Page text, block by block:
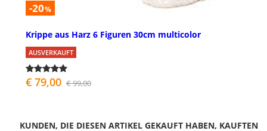
-20%
Krippe aus Harz 6 Figuren 30cm multicolor
AUSVERKAUFT
€ 79,00 € 99,00
KUNDEN, DIE DIESEN ARTIKEL GEKAUFT HABEN, KAUFTEN